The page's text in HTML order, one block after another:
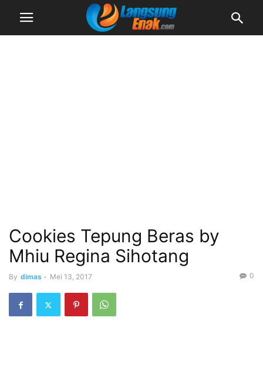
Cookies Tepung Beras by
Mhiu Regina Sihotang
By dimas - Mei 13, 2017 0